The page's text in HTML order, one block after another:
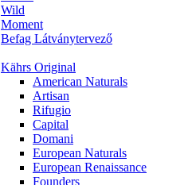
Wild
Moment
Befag Látványtervező
Kährs Original
American Naturals
Artisan
Rifugio
Capital
Domani
European Naturals
European Renaissance
Founders